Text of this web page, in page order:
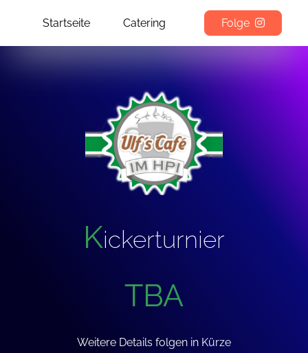
Startseite Catering Folge
Kickerturnier
TBA
Weitere Details folgen in Kürze